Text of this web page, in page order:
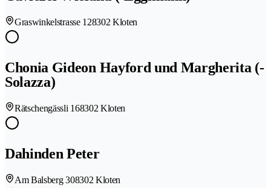
Graswinkelstrasse 128302 Kloten
Chonia Gideon Hayford und Margherita (-
Solazza)
Rätschengässli 168302 Kloten
Dahinden Peter
Am Balsberg 308302 Kloten